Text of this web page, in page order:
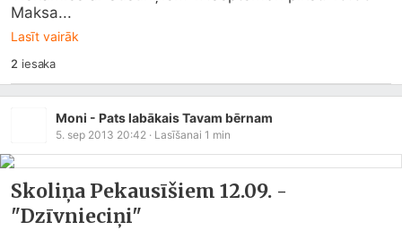
Maksa...
Lasīt vairāk
2 iesaka
Moni - Pats labākais Tavam bērnam
5. sep 2013 20:42 · Lasīšanai 1 min
Skoliņa Pekausīšiem 12.09. -
"Dzīvnieciņi"